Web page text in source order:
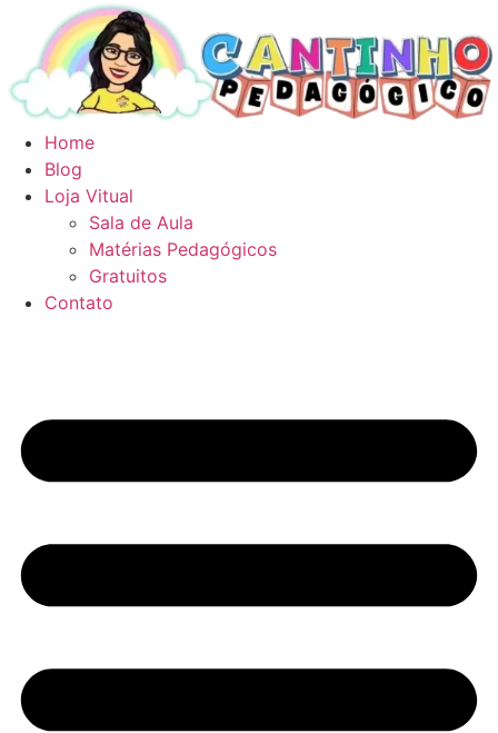
conteúdo
Home
Blog
Loja Vitual
Sala de Aula
Matérias Pedagógicos
Gratuitos
Contato